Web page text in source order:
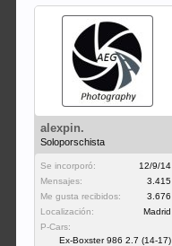
alexpin.
Soloporschista
Se incorporó:
12/9/14
Mensajes:
3.415
Me gusta recibidos:
3.676
Localización:
Madrid
P-Cars:
Ex-Boxster 986 2.7 (14-17)